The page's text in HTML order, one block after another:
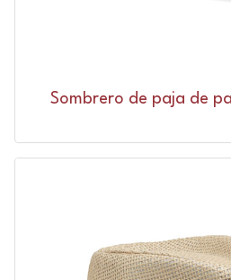
Sombrero de paja de